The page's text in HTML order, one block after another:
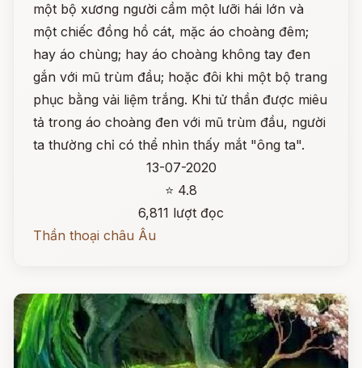
một bộ xương người cầm một lưỡi hái lớn và
một chiếc đồng hồ cát, mặc áo choàng đêm;
hay áo chùng; hay áo choàng không tay đen
gắn với mũ trùm đầu; hoặc đôi khi một bộ trang
phục bằng vải liệm trắng. Khi tử thần được miêu
tả trong áo choàng đen với mũ trùm đầu, người
ta thường chỉ có thể nhìn thấy mắt "ông ta".
13-07-2020
⭐ 4.8
6,811 lượt đọc
Thần thoại châu Âu